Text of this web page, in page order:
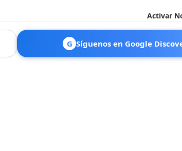
Activar
G Síguenos en Google